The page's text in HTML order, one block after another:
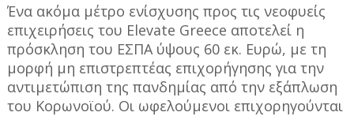
Ένα ακόμα μέτρο ενίσχυσης προς τις νεοφυείς
επιχειρήσεις του Elevate Greece αποτελεί η
πρόσκληση του ΕΣΠΑ ύψους 60 εκ. Ευρώ, με τη
μορφή μη επιστρεπτέας επιχορήγησης για την
αντιμετώπιση της πανδημίας από την εξάπλωση
του Κορωνοϊού. Οι ωφελούμενοι επιχορηγούνται